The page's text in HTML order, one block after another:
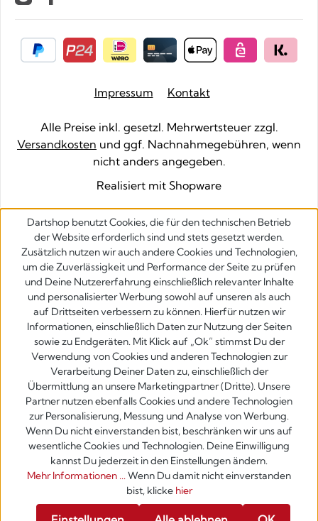
Impressum Kontakt
Alle Preise inkl. gesetzl. Mehrwertsteuer zzgl.
Versandkosten und ggf. Nachnahmegebühren, wenn
nicht anders angegeben.
Realisiert mit Shopware
Werkzeugleiste anzeigen
Dartshop benutzt Cookies, die für den technischen Betrieb
der Website erforderlich sind und stets gesetzt werden.
Zusätzlich nutzen wir auch andere Cookies und Technologien,
um die Zuverlässigkeit und Performance der Seite zu prüfen
und Deine Nutzererfahrung einschließlich relevanter Inhalte
und personalisierter Werbung sowohl auf unseren als auch
auf Drittseiten verbessern zu können. Hierfür nutzen wir
Informationen, einschließlich Daten zur Nutzung der Seiten
sowie zu Endgeräten. Mit Klick auf „Ok” stimmst Du der
Verwendung von Cookies und anderen Technologien zur
Verarbeitung Deiner Daten zu, einschließlich der
Übermittlung an unsere Marketingpartner (Dritte). Unsere
Partner nutzen ebenfalls Cookies und andere Technologien
zur Personalisierung, Messung und Analyse von Werbung.
Wenn Du nicht einverstanden bist, beschränken wir uns auf
wesentliche Cookies und Technologien. Deine Einwilligung
kannst Du jederzeit in den Einstellungen ändern.
Mehr Informationen ...Wenn Du damit nicht einverstanden
bist, klicke hier